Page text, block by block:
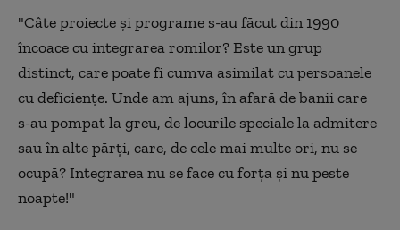
"Câte proiecte şi programe s-au făcut din 1990
încoace cu integrarea romilor? Este un grup
distinct, care poate fi cumva asimilat cu persoanele
cu deficienţe. Unde am ajuns, în afară de banii care
s-au pompat la greu, de locurile speciale la admitere
sau în alte părţi, care, de cele mai multe ori, nu se
ocupă? Integrarea nu se face cu forţa şi nu peste
noapte!"